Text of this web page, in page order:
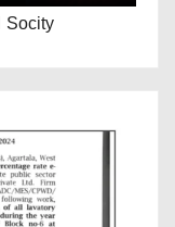
Socity